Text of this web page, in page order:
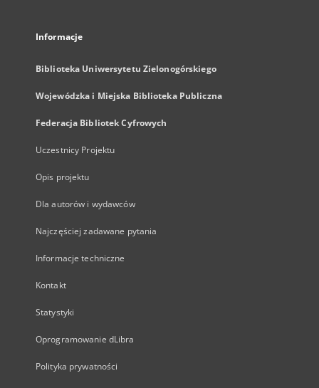
Informacje
Biblioteka Uniwersytetu Zielonogórskiego
Wojewódzka i Miejska Biblioteka Publiczna
Federacja Bibliotek Cyfrowych
Uczestnicy Projektu
Opis projektu
Dla autorów i wydawców
Najczęściej zadawane pytania
Informacje techniczne
Kontakt
Statystyki
Oprogramowanie dLibra
Polityka prywatności